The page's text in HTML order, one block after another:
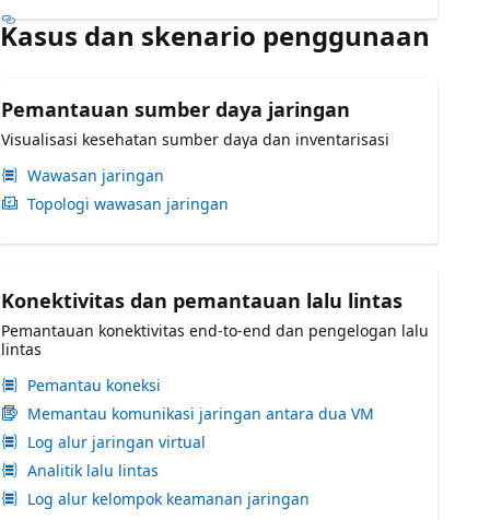
Kasus dan skenario penggunaan
Pemantauan sumber daya jaringan
Visualisasi kesehatan sumber daya dan inventarisasi
Wawasan jaringan
Topologi wawasan jaringan
Konektivitas dan pemantauan lalu lintas
Pemantauan konektivitas end-to-end dan pengelogan lalu
lintas
Pemantau koneksi
Memantau komunikasi jaringan antara dua VM
Log alur jaringan virtual
Analitik lalu lintas
Log alur kelompok keamanan jaringan